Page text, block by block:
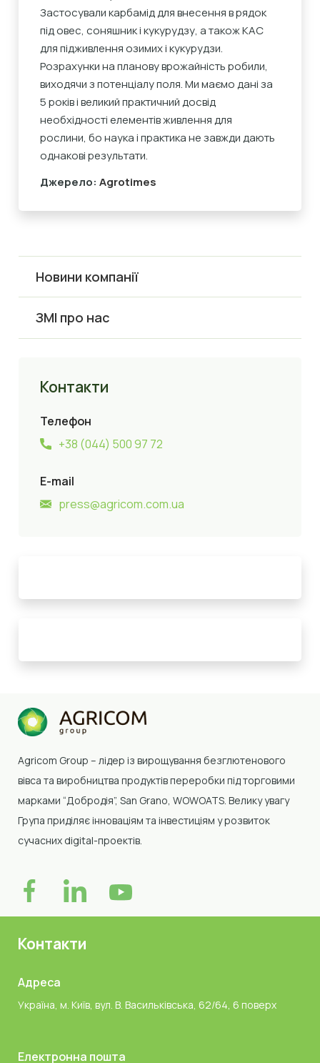
Застосували карбамід для внесення в рядок
під овес, соняшник і кукурудзу, а також КАС
для підживлення озимих і кукурудзи.
Розрахунки на планову врожайність робили,
виходячи з потенціалу поля. Ми маємо дані за
5 років і великий практичний досвід
необхідності елементів живлення для
рослини, бо наука і практика не завжди дають
однакові результати.
Джерело:Agrotimes
Новини компанії
ЗМІ про нас
Контакти
Телефон
+38 (044) 500 97 72
E-mail
press@agricom.com.ua
Agricom Group – лідер із вирощування безглютенового
вівса та виробництва продуктів переробки під торговими
марками “Добродія”, San Grano, WOWOATS. Велику увагу
Група приділяє інноваціям та інвестиціям у розвиток
сучасних digital-проектів.
Контакти
Адреса
Україна, м. Київ, вул. В. Васильківська, 62/64, 6 поверх
Електронна пошта